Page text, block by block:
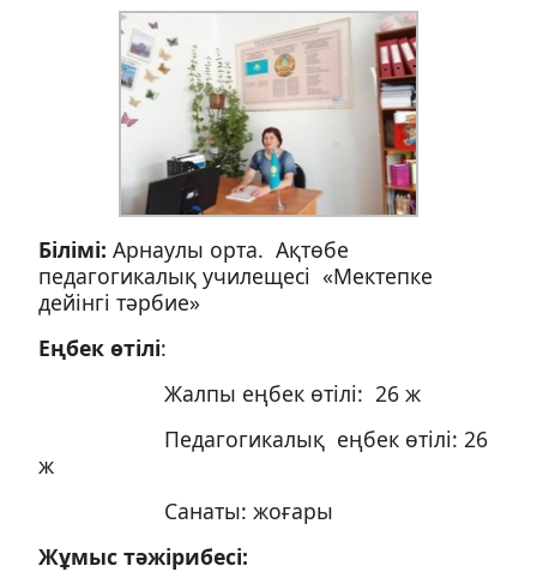
Білімі: Арнаулы орта. Ақтөбе
педагогикалық училещесі «Мектепке
дейінгі тәрбие»
Еңбек өтілі:
Жалпы еңбек өтілі: 26 ж
Педагогикалық еңбек өтілі: 26
ж
Санаты: жоғары
Жұмыс тәжірибесі: